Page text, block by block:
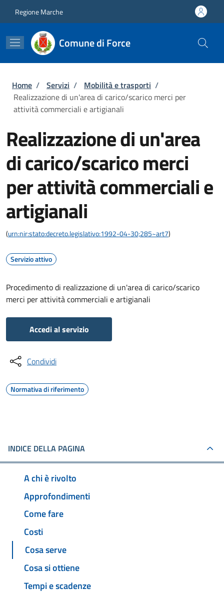
Regione Marche
Comune di Force
Briciole di pane
Home / Servizi / Mobilità e trasporti /
Realizzazione di un'area di carico/scarico merci per
attività commerciali e artigianali
Realizzazione di un'area
di carico/scarico merci
per attività commerciali e
artigianali
(urn:nir:stato:decreto.legislativo:1992-04-30;285~art7)
Servizio attivo
Procedimento di realizzazione di un'area di carico/scarico
merci per attività commerciali e artigianali
Accedi al servizio
Condividi
Normativa di riferimento
INDICE DELLA PAGINA
A chi è rivolto
Approfondimenti
Come fare
Costi
Cosa serve
Cosa si ottiene
Tempi e scadenze